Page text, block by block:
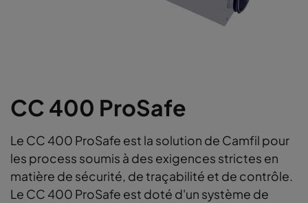
CC 400 ProSafe
Le CC 400 ProSafe est la solution de Camfil pour
les process soumis à des exigences strictes en
matière de sécurité, de traçabilité et de contrôle.
Le CC 400 ProSafe est doté d'un système de